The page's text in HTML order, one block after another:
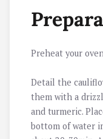
Preheat your
Detail the
them with a
and turmeric.
bottom of water